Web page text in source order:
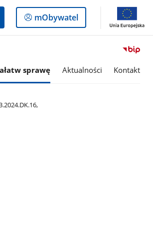
Logowanie
do
mObywatel
sprawę Aktualności Kontakt